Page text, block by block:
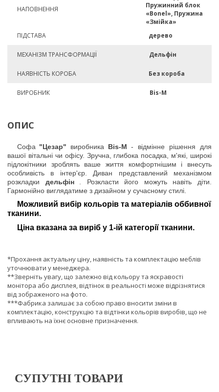
НАПОВНЕННЯ
Пружинний блок
«Bonel», Пружина
«Змійка»
ПІДСТАВА
дерево
МЕХАНІЗМ ТРАНСФОРМАЦІЇ Дельфін
НАЯВНІСТЬ КОРОБА Без короба
ВИРОБНИК Bis-M
ОПИС
Софа "Цезар" виробника Bis-M - відмінне рішення для
вашої вітальні чи офісу. Зручна, глибока посадка, м'які, широкі
підлокітники зроблять ваше життя комфортнішим і внесуть
особливість в інтер'єр. Диван представлений механізмом
розкладки дельфін
. Розкласти його можуть навіть діти.
Гармонійно виглядатиме з дизайном у сучасному стилі.
Можливий вибір кольорів та матеріалів оббивної
тканини.
Ціна вказана за виріб у 1-ій категорії тканини.
*Прохання актуальну ціну, наявність та комплектацію меблів
уточнювати у менеджера.
**Зверніть увагу, що залежно від кольору та яскравості
монітора або дисплея, відтінок в реальності може відрізнятися
від зображеного на фото.
***Фабрика залишає за собою право вносити зміни в
комплектацію, конструкцію та відтінки кольорів виробів, що не
впливають на їхнє основне призначення.
СУПУТНІ ТОВАРИ